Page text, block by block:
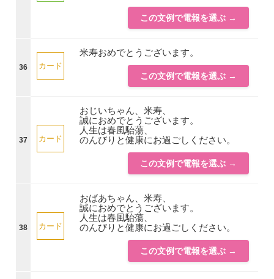
この文例で電報を選ぶ →
36 カード
米寿おめでとうございます。
この文例で電報を選ぶ →
37 カード
おじいちゃん、米寿、
誠におめでとうございます。
人生は春風駘蕩、
のんびりと健康にお過ごしください。
この文例で電報を選ぶ →
38 カード
おばあちゃん、米寿、
誠におめでとうございます。
人生は春風駘蕩、
のんびりと健康にお過ごしください。
この文例で電報を選ぶ →